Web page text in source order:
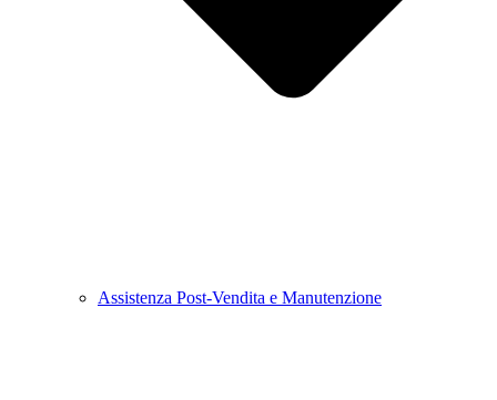
Assistenza Post-Vendita e Manutenzione